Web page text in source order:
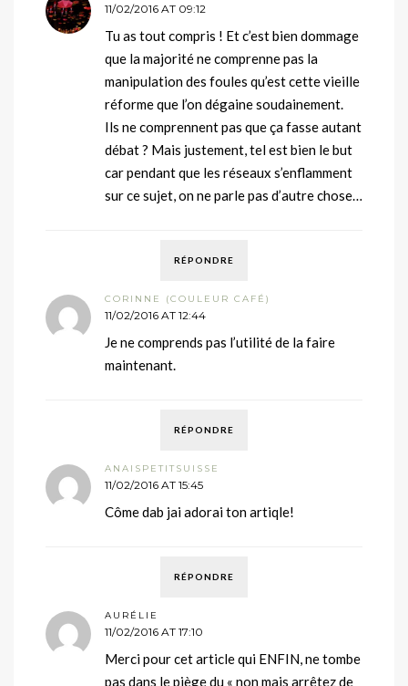
11/02/2016 AT 09:12
Tu as tout compris ! Et c’est bien dommage
que la majorité ne comprenne pas la
manipulation des foules qu’est cette vieille
réforme que l’on dégaine soudainement.
Ils ne comprennent pas que ça fasse autant
débat ? Mais justement, tel est bien le but
car pendant que les réseaux s’enflamment
sur ce sujet, on ne parle pas d’autre chose…
RÉPONDRE
CORINNE (COULEUR CAFÉ)
11/02/2016 AT 12:44
Je ne comprends pas l’utilité de la faire
maintenant.
RÉPONDRE
ANAISPETITSUISSE
11/02/2016 AT 15:45
Côme dab jai adorai ton artiqle!
RÉPONDRE
AURÉLIE
11/02/2016 AT 17:10
Merci pour cet article qui ENFIN, ne tombe
pas dans le piège du « non mais arrêtez de